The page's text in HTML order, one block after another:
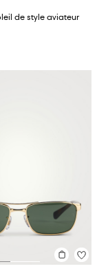
de style aviateur